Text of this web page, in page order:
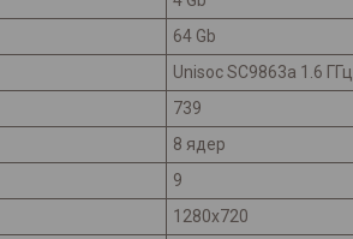
64 Gb
Unisoc SC9863a 1.6 ГГц
739
8 ядер
9
1280x720